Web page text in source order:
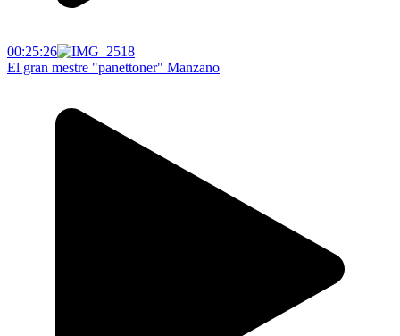
00:25:26
El gran mestre "panettoner" Manzano